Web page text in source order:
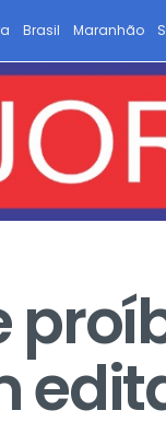
Brasil Maranhão